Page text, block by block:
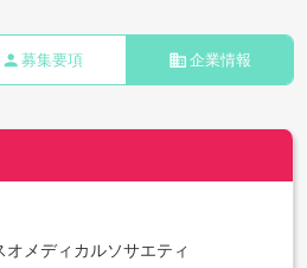
person 募集要項 business 企業情報
メディカルソサエティ